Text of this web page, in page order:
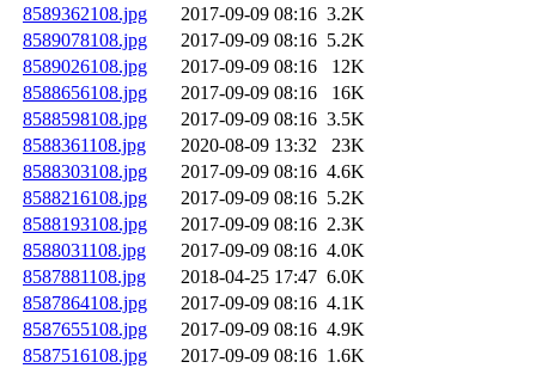
8589362108.jpg
2017-09-09 08:16 3.2K
8589078108.jpg
2017-09-09 08:16 5.2K
8589026108.jpg
2017-09-09 08:16
12K
8588656108.jpg
2017-09-09 08:16
16K
8588598108.jpg
2017-09-09 08:16 3.5K
8588361108.jpg
2020-08-09 13:32
23K
8588303108.jpg
2017-09-09 08:16 4.6K
8588216108.jpg
2017-09-09 08:16 5.2K
8588193108.jpg
2017-09-09 08:16 2.3K
8588031108.jpg
2017-09-09 08:16 4.0K
8587881108.jpg
2018-04-25 17:47 6.0K
8587864108.jpg
2017-09-09 08:16 4.1K
8587655108.jpg
2017-09-09 08:16 4.9K
8587516108.jpg
2017-09-09 08:16 1.6K